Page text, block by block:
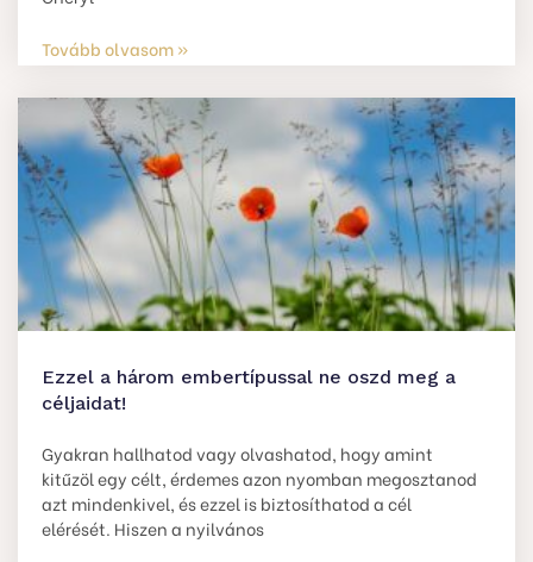
Tovább olvasom »
Ezzel a három embertípussal ne oszd meg a
céljaidat!
Gyakran hallhatod vagy olvashatod, hogy amint
kitűzöl egy célt, érdemes azon nyomban megosztanod
azt mindenkivel, és ezzel is biztosíthatod a cél
elérését. Hiszen a nyilvános